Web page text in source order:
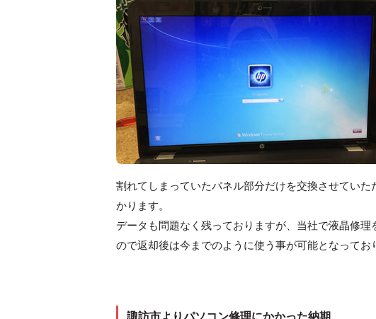
割れてしまっていたパネル部分だけを交換させてい
かります。
データも問題なく残っておりますが、当社で液晶修
ので返却後は今までのように使う事が可能となってお